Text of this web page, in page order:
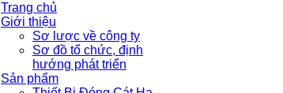
Trang chủ
Giới thiệu
Sơ lược về công ty
Sơ đồ tổ chức, định
hướng phát triển
Sản phẩm